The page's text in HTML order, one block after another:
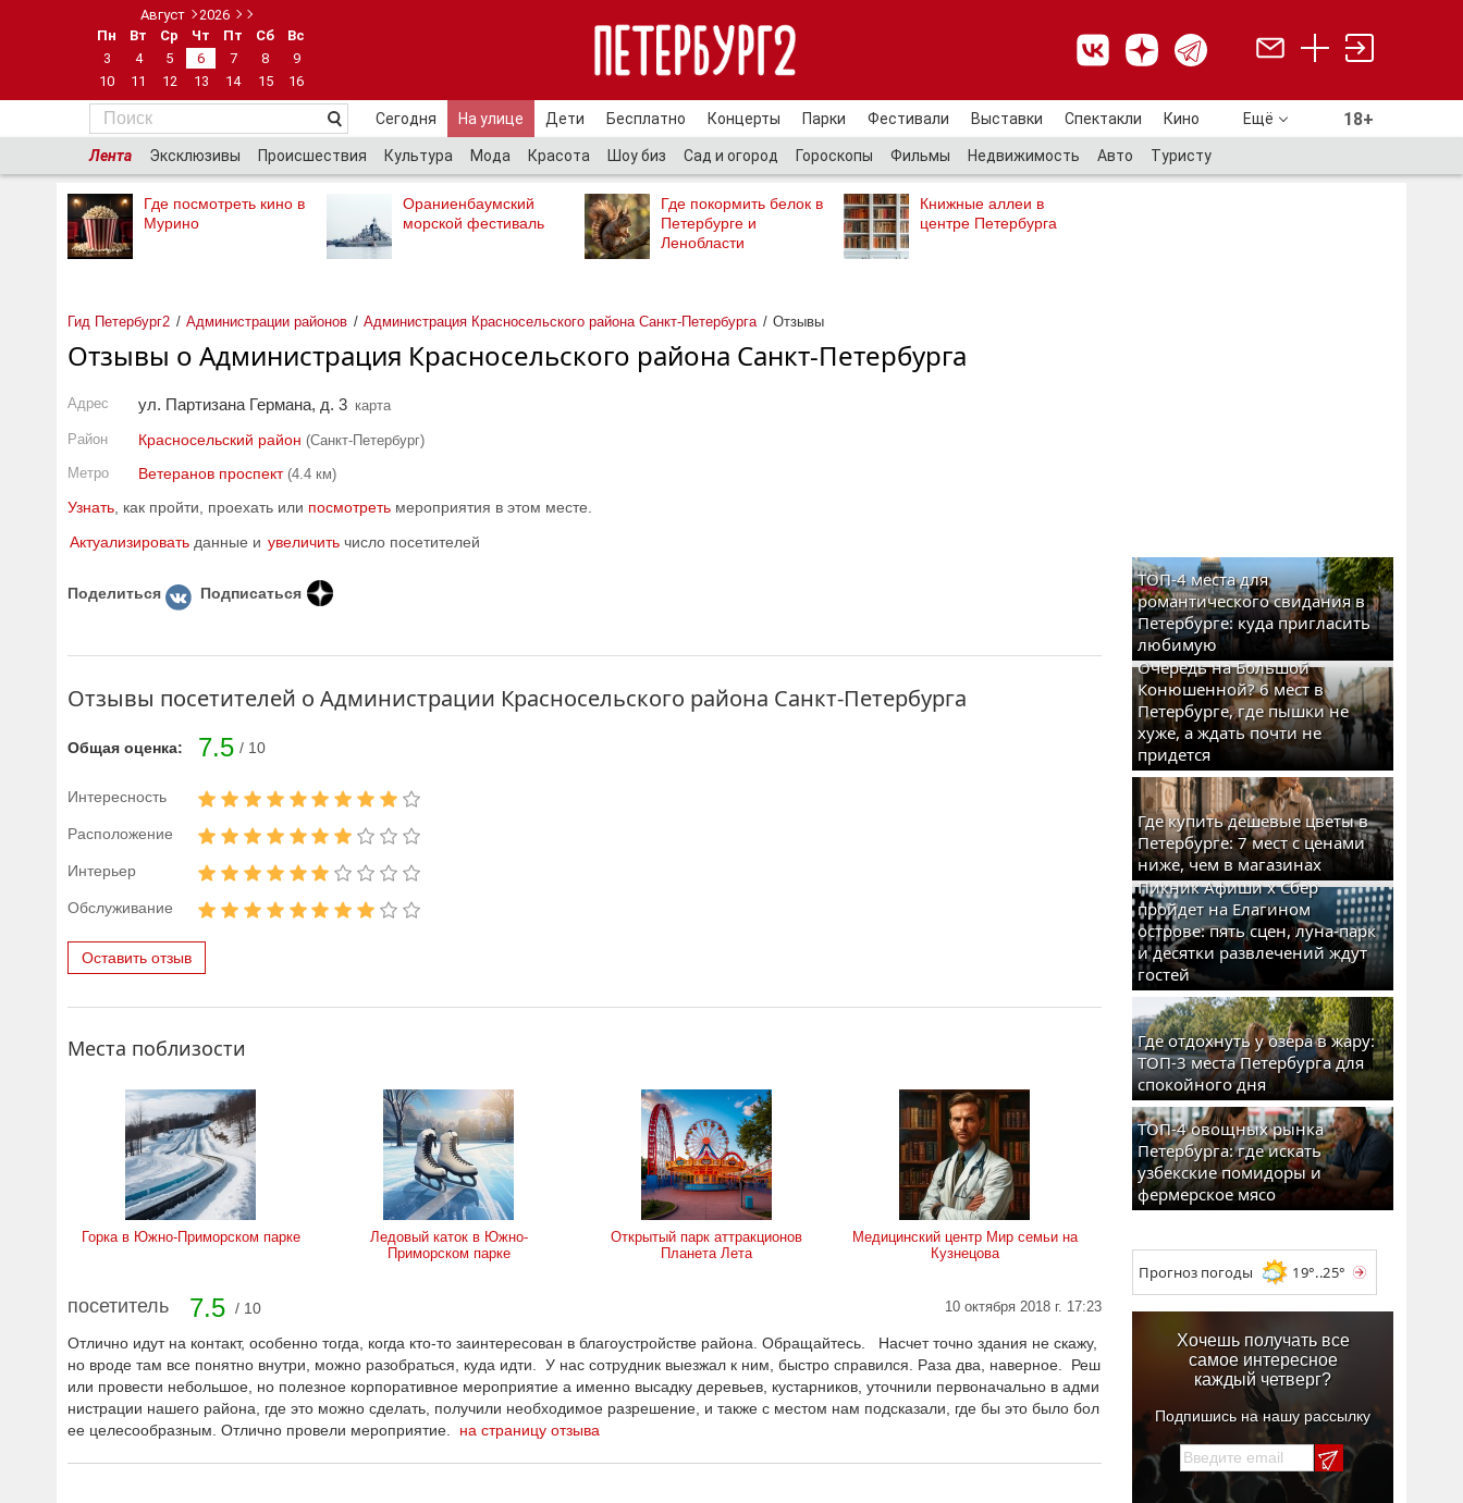
Август
2026
Пн
Вт Ср Чт Пт Сб
Вс
3
4 5 6 7 8
9
10
11 12 13 14 15 16
Сегодня На улице Дети Бесплатно Концерты Парки Фестивали Выставки Спектакли Кино Ещё 18+
Лента Эксклюзивы Происшествия Культура Мода Красота Шоу биз Сад и огород Гороскопы Фильмы Недвижимость Авто Туристу
Где посмотреть кино в
Мурино
Ораниенбаумский
морской фестиваль
Где покормить белок в
Петербурге и
Ленобласти
Книжные аллеи в
центре Петербурга
Гид Петербург2 Администрации районов Администрация Красносельского района Санкт-Петербурга Отзывы
Отзывы о Администрация Красносельского района Санкт-Петербурга
Адрес ул. Партизана Германа, д. 3 карта
Район Красносельский район (Санкт-Петербург)
Метро
Ветеранов проспект (4.4 км)
Узнать , как пройти, проехать или посмотреть мероприятия в этом месте.
Актуализировать данные и увеличить число посетителей
Поделиться Подписаться
Отзывы посетителей о Администрации Красносельского района Санкт-Петербурга
Общая оценка: 7.5 / 10
Интересность
Расположение
Интерьер
Обслуживание
Оставить отзыв
Места поблизости
Горка в Южно-Приморском парке
Ледовый каток в Южно-
Приморском парке
Открытый парк аттракционов
Планета Лета
Медицинский центр Мир семьи на
Кузнецова
посетитель 7.5 / 10 10 октября 2018 г. 17:23
Отлично идут на контакт, особенно тогда, когда кто-то заинтересован в благоустройстве района. Обращайтесь. Насчет точно здания не скажу,
но вроде там все понятно внутри, можно разобраться, куда идти. У нас сотрудник выезжал к ним, быстро справился. Раза два, наверное. Реш
или провести небольшое, но полезное корпоративное мероприятие а именно высадку деревьев, кустарников, уточнили первоначально в адми
нистрации нашего района, где это можно сделать, получили необходимое разрешение, и также с местом нам подсказали, где бы это было бол
ее целесообразным. Отлично провели мероприятие. на страницу отзыва
ТОП-4 места для
романтического свидания в
Петербурге: куда пригласить
любимую
Очередь на Большой
Конюшенной? 6 мест в
Петербурге, где пышки не
хуже, а ждать почти не
придется
Где купить дешевые цветы в
Петербурге: 7 мест с ценами
ниже, чем в магазинах
Пикник Афиши x Сбер
пройдет на Елагином
острове: пять сцен, луна-парк
и десятки развлечений ждут
гостей
Где отдохнуть у озера в жару:
ТОП-3 места Петербурга для
спокойного дня
ТОП-4 овощных рынка
Петербурга: где искать
узбекские помидоры и
фермерское мясо
Прогноз погоды 19°..25°
Хочешь получать все
самое интересное
каждый четверг?
Подпишись на нашу рассылку